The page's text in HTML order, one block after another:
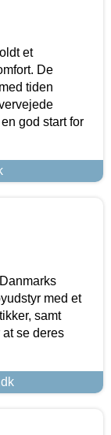
et
De
tiden
god start for
med et
samt
se deres